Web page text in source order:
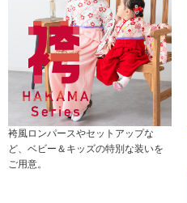
袴風ロンパースやセットアップな
ど、ベビー＆キッズの特別な装いを
ご用意。